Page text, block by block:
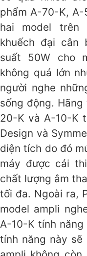
phẩm A-70-K,
hai model
khuếch đại cân
suất 50W cho
không quá lớn
người nghe
sống động.
20-K và A-10-K
Design và
diện tích do đó
máy được cải
chất lượng âm
tối đa. Ngoài ra,
model ampli
A-10-K tính
tính năng này sẽ